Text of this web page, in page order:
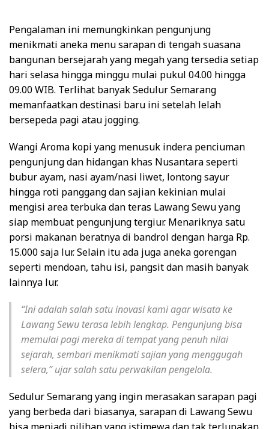
Pengalaman ini memungkinkan pengunjung
menikmati aneka menu sarapan di tengah suasana
bangunan bersejarah yang megah yang tersedia setiap
hari selasa hingga minggu mulai pukul 04.00 hingga
09.00 WIB. Terlihat banyak Sedulur Semarang
memanfaatkan destinasi baru ini setelah lelah
bersepeda pagi atau jogging.
Wangi Aroma kopi yang menusuk indera penciuman
pengunjung dan hidangan khas Nusantara seperti
bubur ayam, nasi ayam/nasi liwet, lontong sayur
hingga roti panggang dan sajian kekinian mulai
mengisi area terbuka dan teras Lawang Sewu yang
siap membuat pengunjung tergiur. Menariknya satu
porsi makanan beratnya di bandrol dengan harga Rp.
15.000 saja lur. Selain itu ada juga aneka gorengan
seperti mendoan, tahu isi, pangsit dan masih banyak
lainnya lur.
“Ini adalah salah satu inovasi kami agar wisata ke
Lawang Sewu terasa lebih lengkap. Pengunjung bisa
memulai pagi mereka di tempat yang penuh nilai
sejarah, sembari menikmati sajian yang menggugah
selera,” ujar salah satu perwakilan pengelola.
Sedulur Semarang yang ingin merasakan sarapan pagi
yang berbeda dari biasanya, sarapan di Lawang Sewu